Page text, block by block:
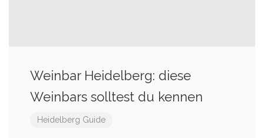
Weinbar Heidelberg: diese
Weinbars solltest du kennen
Heidelberg Guide